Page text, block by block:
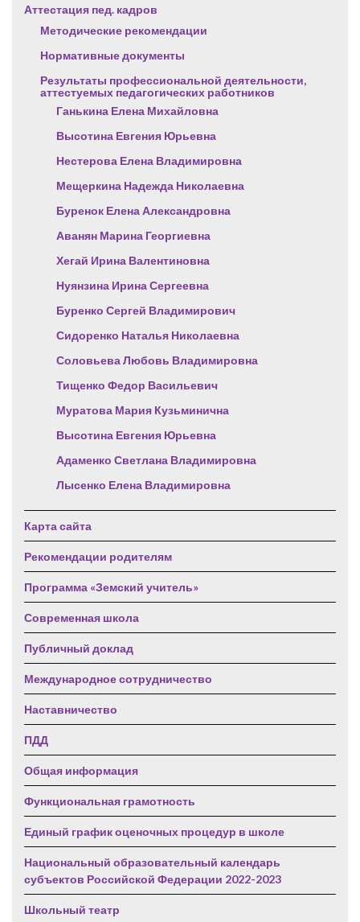
Аттестация пед. кадров
Методические рекомендации
Нормативные документы
Результаты профессиональной деятельности,
аттестуемых педагогических работников
Ганькина Елена Михайловна
Высотина Евгения Юрьевна
Нестерова Елена Владимировна
Мещеркина Надежда Николаевна
Буренок Елена Александровна
Аванян Марина Георгиевна
Хегай Ирина Валентиновна
Нуянзина Ирина Сергеевна
Буренко Сергей Владимирович
Сидоренко Наталья Николаевна
Соловьева Любовь Владимировна
Тищенко Федор Васильевич
Муратова Мария Кузьминична
Высотина Евгения Юрьевна
Адаменко Светлана Владимировна
Лысенко Елена Владимировна
Карта сайта
Рекомендации родителям
Программа «Земский учитель»
Современная школа
Публичный доклад
Международное сотрудничество
Наставничество
ПДД
Общая информация
Функциональная грамотность
Единый график оценочных процедур в школе
Национальный образовательный календарь
субъектов Российской Федерации 2022-2023
Школьный театр